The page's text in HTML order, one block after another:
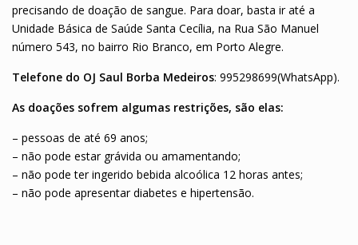
precisando de doação de sangue. Para doar, basta ir até a
Unidade Básica de Saúde Santa Cecília, na Rua São Manuel
número 543, no bairro Rio Branco, em Porto Alegre.
Telefone do OJ Saul Borba Medeiros: 995298699(WhatsApp).
As doações sofrem algumas restrições, são elas:
– pessoas de até 69 anos;
– não pode estar grávida ou amamentando;
– não pode ter ingerido bebida alcoólica 12 horas antes;
– não pode apresentar diabetes e hipertensão.